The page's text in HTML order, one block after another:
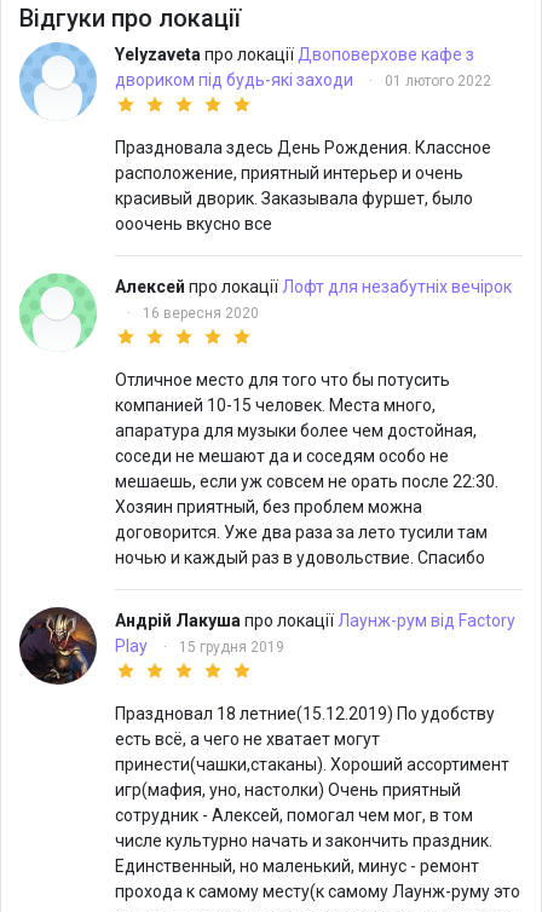
Відгуки про локації
Yelyzaveta про локації Двоповерхове кафе з
двориком під будь-які заходи
· 01 лютого 2022
Праздновала здесь День Рождения. Классное
расположение, приятный интерьер и очень
красивый дворик. Заказывала фуршет, было
ооочень вкусно все
Алексей про локації Лофт для незабутніх вечірок
· 16 вересня 2020
Отличное место для того что бы потусить
компанией 10-15 человек. Места много,
апаратура для музыки более чем достойная,
соседи не мешают да и соседям особо не
мешаешь, если уж совсем не орать после 22:30.
Хозяин приятный, без проблем можна
договорится. Уже два раза за лето тусили там
ночью и каждый раз в удовольствие. Спасибо
Андрій Лакуша про локації Лаунж-рум від Factory
Play
· 15 грудня 2019
Праздновал 18 летние(15.12.2019) По удобству
есть всё, а чего не хватает могут
принести(чашки,стаканы). Хороший ассортимент
игр(мафия, уно, настолки) Очень приятный
сотрудник - Алексей, помогал чем мог, в том
числе культурно начать и закончить праздник.
Единственный, но маленький, минус - ремонт
прохода к самому месту(к самому Лаунж-руму это